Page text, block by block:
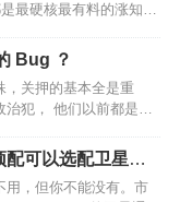
最硬核最有料的涨知识
者！ 先放上全部APP
习类、读书类、影视
Bug ？
，关押的基本全是重
治犯， 他们以前都是一
大顶锅才进监狱， 所
着体面和骄傲，依从
可以选配卫星通
选配？
用，但你不能没有。市